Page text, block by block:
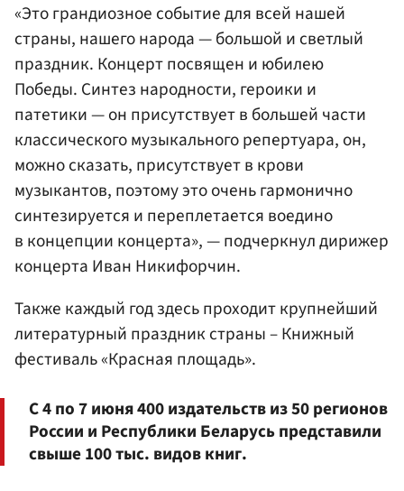
«Это грандиозное событие для всей нашей
страны, нашего народа — большой и светлый
праздник. Концерт посвящен и юбилею
Победы. Синтез народности, героики и
патетики — он присутствует в большей части
классического музыкального репертуара, он,
можно сказать, присутствует в крови
музыкантов, поэтому это очень гармонично
синтезируется и переплетается воедино
в концепции концерта», — подчеркнул дирижер
концерта Иван Никифорчин.
Также каждый год здесь проходит крупнейший
литературный праздник страны – Книжный
фестиваль «Красная площадь».
С 4 по 7 июня 400 издательств из 50 регионов
России и Республики Беларусь представили
свыше 100 тыс. видов книг.